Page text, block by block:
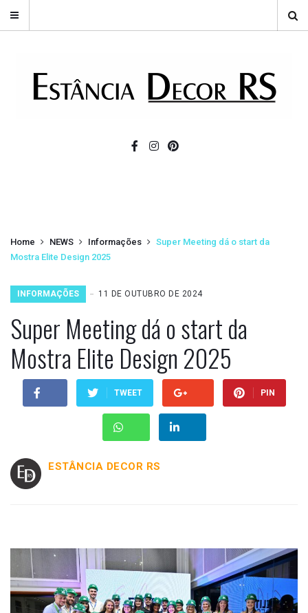
Home NEWS Informações
Super Meeting dá o start da
Mostra Elite Design 2025
INFORMAÇÕES 11 DE OUTUBRO DE 2024
Super Meeting dá o start da
Mostra Elite Design 2025
TWEET PIN
ESTÂNCIA DECOR RS